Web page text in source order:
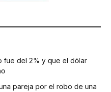
fue del 2% y que el dólar
pareja por el robo de una